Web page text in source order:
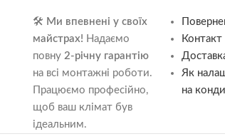
🛠️ Ми впевнені у своїх
майстрах! Надаємо
повну 2-річну гарантію
на всі монтажні роботи.
Працюємо професійно,
щоб ваш клімат був
ідеальним.
Як
на